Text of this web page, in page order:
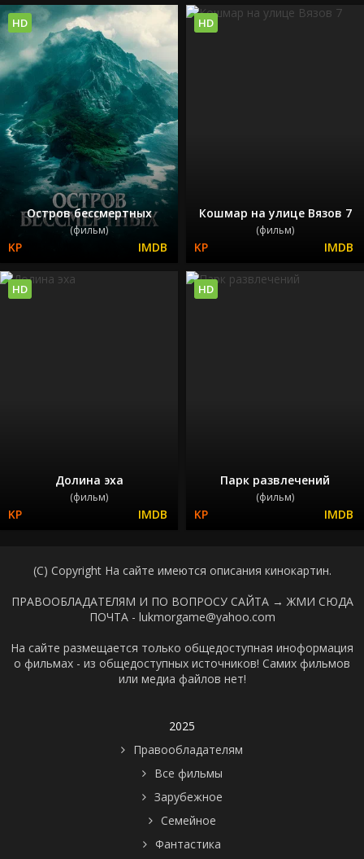
Остров бессмертных
(фильм)
HD
Кошмар на улице Вязов 7
(фильм)
HD
Долина эха
(фильм)
HD
Парк развлечений
(фильм)
HD
(C) Copyright На сайте имеются описания кинокартин.
ПРАВООБЛАДАТЕЛЯМ И ПО ВОПРОСУ САЙТА → ЖМИ СЮДА
ПОЧТА - lukmorgame@yahoo.com
На сайте размещается только общедоступная иноформация
о фильмах - из общедоступных источников! Самих фильмов
или медиа файлов нет!
2025
Правообладателям
Все фильмы
Зарубежное
Семейное
Фантастика